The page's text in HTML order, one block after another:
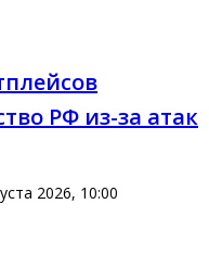
РФ из-за атак
2026, 10:00